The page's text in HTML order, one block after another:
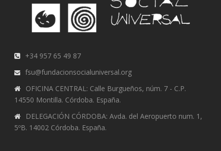
+34 957 65 49 87
fsu@fundacionsocialuniversal.org
OFICINA CENTRAL: Calle Burgueños, núm. 7 - C.P.
14550 Montilla. Córdoba. España.
DELEGACIÓN CÓRDOBA: Avda. del Aeropuerto num. 1,
5ºB. 14002 Córdoba. España.